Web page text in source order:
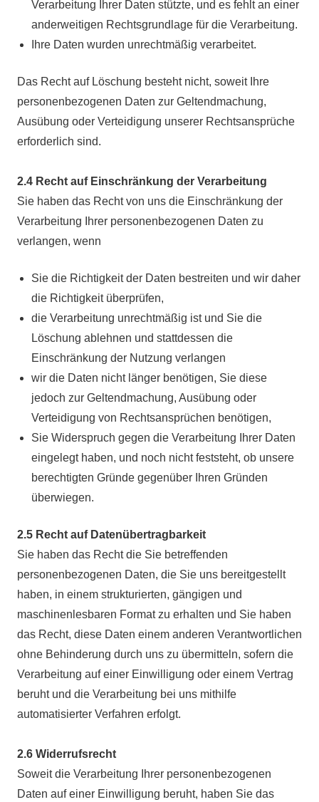
Verarbeitung Ihrer Daten stützte, und es fehlt an einer
anderweitigen Rechtsgrundlage für die Verarbeitung.
Ihre Daten wurden unrechtmäßig verarbeitet.
Das Recht auf Löschung besteht nicht, soweit Ihre
personenbezogenen Daten zur Geltendmachung,
Ausübung oder Verteidigung unserer Rechtsansprüche
erforderlich sind.
2.4 Recht auf Einschränkung der Verarbeitung
Sie haben das Recht von uns die Einschränkung der
Verarbeitung Ihrer personenbezogenen Daten zu
verlangen, wenn
Sie die Richtigkeit der Daten bestreiten und wir daher
die Richtigkeit überprüfen,
die Verarbeitung unrechtmäßig ist und Sie die
Löschung ablehnen und stattdessen die
Einschränkung der Nutzung verlangen
wir die Daten nicht länger benötigen, Sie diese
jedoch zur Geltendmachung, Ausübung oder
Verteidigung von Rechtsansprüchen benötigen,
Sie Widerspruch gegen die Verarbeitung Ihrer Daten
eingelegt haben, und noch nicht feststeht, ob unsere
berechtigten Gründe gegenüber Ihren Gründen
überwiegen.
2.5 Recht auf Datenübertragbarkeit
Sie haben das Recht die Sie betreffenden
personenbezogenen Daten, die Sie uns bereitgestellt
haben, in einem strukturierten, gängigen und
maschinenlesbaren Format zu erhalten und Sie haben
das Recht, diese Daten einem anderen Verantwortlichen
ohne Behinderung durch uns zu übermitteln, sofern die
Verarbeitung auf einer Einwilligung oder einem Vertrag
beruht und die Verarbeitung bei uns mithilfe
automatisierter Verfahren erfolgt.
2.6 Widerrufsrecht
Soweit die Verarbeitung Ihrer personenbezogenen
Daten auf einer Einwilligung beruht, haben Sie das